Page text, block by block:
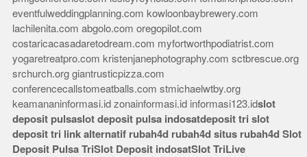
eventfulweddingplanning.com kowloonbaybrewery.com
lachilenita.com abgolo.com oregopilot.com
costaricacasadaretodream.com myfortworthpodiatrist.com
yogaretreatpro.com kristenjanephotography.com sctbrescue.org
srchurch.org giantrusticpizza.com
conferencecallstomeatballs.com stmichaelwtby.org
keamananinformasi.id zonainformasi.id informasi123.idslot
deposit pulsaslot deposit pulsa indosatdeposit tri slot
deposit tri link alternatif rubah4d rubah4d situs rubah4d Slot
Deposit Pulsa TriSlot Deposit indosatSlot TriLive